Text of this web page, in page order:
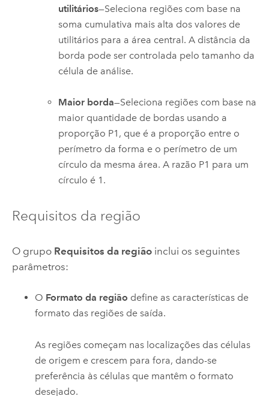
utilitários—Seleciona regiões com base na
soma cumulativa mais alta dos valores de
utilitários para a área central. A distância da
borda pode ser controlada pelo tamanho da
célula de análise.
Maior borda—Seleciona regiões com base na
maior quantidade de bordas usando a
proporção P1, que é a proporção entre o
perímetro da forma e o perímetro de um
círculo da mesma área. A razão P1 para um
círculo é 1.
Requisitos da região
O grupo Requisitos da regiãoinclui os seguintes
parâmetros:
O Formato da região define as características de
formato das regiões de saída.
As regiões começam nas localizações das células
de origem e crescem para fora, dando-se
preferência às células que mantêm o formato
desejado.